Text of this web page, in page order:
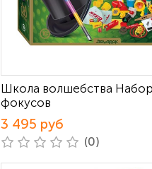
Школа волшебства
фокусов
3 495 руб
(0)